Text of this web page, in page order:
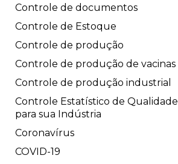
Controle de documentos
Controle de Estoque
Controle de produção
Controle de produção de vacinas
Controle de produção industrial
Controle Estatístico de Qualidade
para sua Indústria
Coronavírus
COVID-19